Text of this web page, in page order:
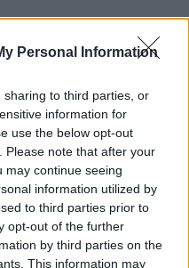
Personal Information
to third parties, or
information for
use the below opt-out
Please note that after your
may continue seeing
information utilized by
to third parties prior to
opt-out of the further
by third parties on the
This information may
00:00:30
r.: dviejų moterų ir